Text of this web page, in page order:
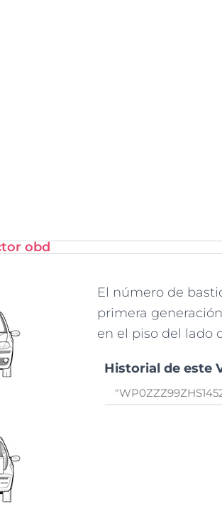
obd
El número de
primera
en el piso del lado
Historial de este